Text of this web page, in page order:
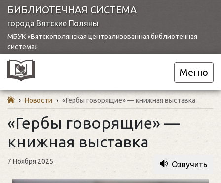
БИБЛИОТЕЧНАЯ СИСТЕМА
города Вятские Поляны
МБУК «Вятскополянская централизованная библиотечная
система»
Меню
› Новости › «Гербы говорящие» — книжная выставка
«Гербы говорящие» —
книжная выставка
7 Ноября 2025 Озвучить